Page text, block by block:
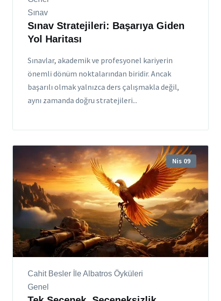
Sınav
Sınav Stratejileri: Başarıya Giden
Yol Haritası
Sınavlar, akademik ve profesyonel kariyerin
önemli dönüm noktalarından biridir. Ancak
başarılı olmak yalnızca ders çalışmakla değil,
aynı zamanda doğru stratejileri...
Nis 09
Cahit Besler İle Albatros Öyküleri
Genel